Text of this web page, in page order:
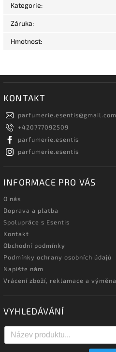
Kategorie:
Záruka:
Hmotnost:
KONTAKT
parfumerie.esentis@gmail.com
+420777092509
parfumerie.esentis
parfumerie.esentis
INFORMACE PRO VÁS
O nás
Doprava a platba
Spolupráce s Esentis
Kontakt
Obchodní podmínky
Podmínky ochrany osobních údajů
Napište nám
Vrácení zboží, reklamace a výměna
VYHLEDÁVÁNÍ